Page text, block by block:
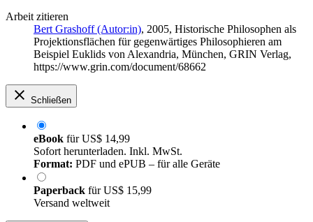
Arbeit zitieren
Bert Grashoff (Autor:in), 2005, Historische Philosophen als
Projektionsflächen für gegenwärtiges Philosophieren am
Beispiel Euklids von Alexandria, München, GRIN Verlag,
https://www.grin.com/document/68662
Schließen
eBook fürUS$ 14,99
Sofort herunterladen. Inkl. MwSt.
Format: PDF und ePUB – für alle Geräte
Paperback fürUS$ 15,99
Versand weltweit